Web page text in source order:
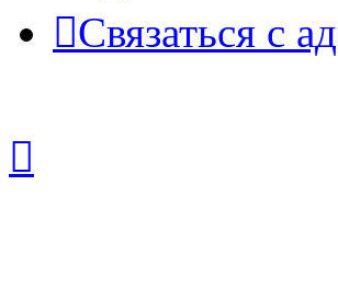
Связаться с